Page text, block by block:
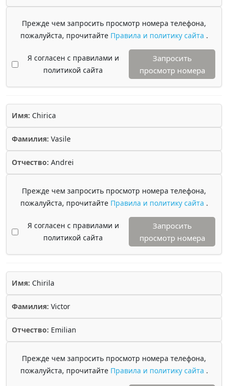
Прежде чем запросить просмотр номера телефона,
пожалуйста, прочитайте Правила и политику сайта .
Я согласен с правилами и
политикой сайта
Запросить
просмотр номера
Имя: Chirica
Фамилия: Vasile
Отчество: Andrei
Прежде чем запросить просмотр номера телефона,
пожалуйста, прочитайте Правила и политику сайта .
Я согласен с правилами и
политикой сайта
Запросить
просмотр номера
Имя: Chirila
Фамилия: Victor
Отчество: Emilian
Прежде чем запросить просмотр номера телефона,
пожалуйста, прочитайте Правила и политику сайта .